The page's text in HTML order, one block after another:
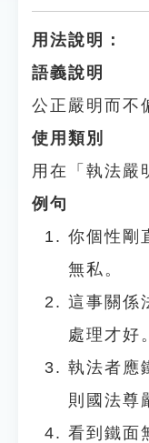
用法說明：
語義說明
公正嚴明而不
使用類別
用在「執法嚴
例句
你個性剛
無私。
這事關係
處理才好。
執法者應
則國法尊
看到鐵面